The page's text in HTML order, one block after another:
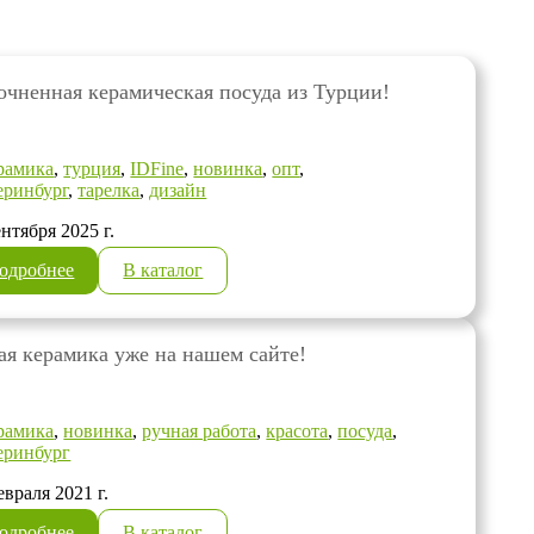
керамическая посуда из Турции!
,турция,IDFine,новинка,опт,
,тарелка, дизайн
2025 г.
В каталог
керамика уже на нашем сайте!
,новинка,ручная работа,красота,посуда,
2021 г.